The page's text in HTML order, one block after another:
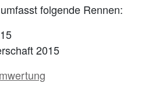
folgende Rennen:
2015